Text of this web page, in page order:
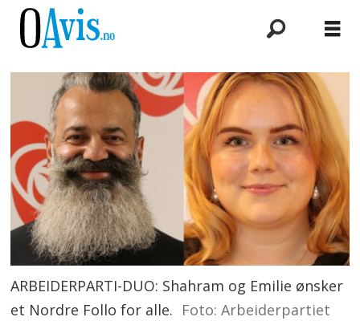
ARBEIDERPARTI-DUO: Shahram og Emilie ønsker
et Nordre Follo for alle. Foto: Arbeiderpartiet